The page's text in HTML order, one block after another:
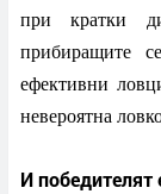
при кратки
прибиращите
ефективни
невероятна
И победителят